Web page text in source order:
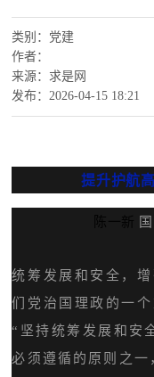
类别： 党建
作者：
来源：求是网
发布：2026-04-15 18:21
提升护航
统筹发展和安全，
们党治国理政的一
“坚持统筹发展和安
必须遵循的原则之